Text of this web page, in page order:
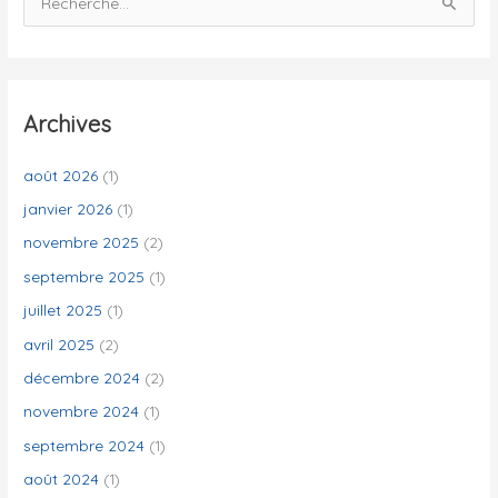
e
e
c
h
:
Archives
août 2026 (1)
janvier 2026 (1)
novembre 2025 (2)
septembre 2025 (1)
juillet 2025 (1)
avril 2025 (2)
décembre 2024 (2)
novembre 2024 (1)
septembre 2024 (1)
août 2024 (1)